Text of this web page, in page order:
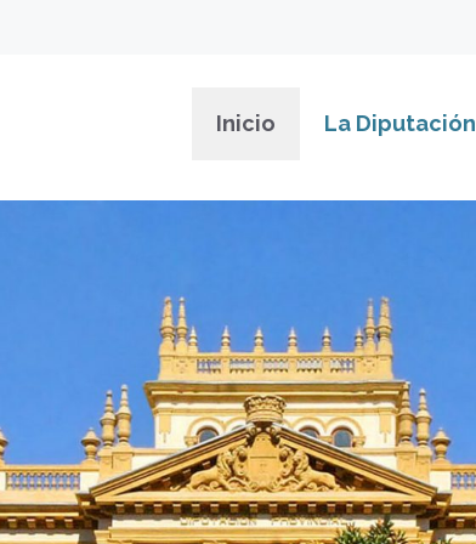
Inicio La Diputación